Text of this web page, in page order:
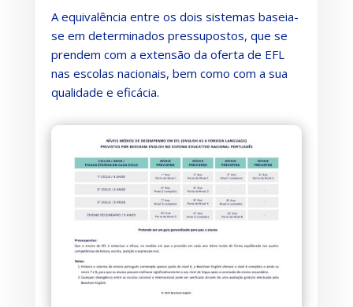
A equivalência entre os dois sistemas baseia-
se em determinados pressupostos, que se
prendem com a extensão da oferta de EFL
nas escolas nacionais, bem como com a sua
qualidade e eficácia.